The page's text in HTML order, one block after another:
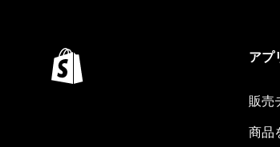
アプ
販売
商品